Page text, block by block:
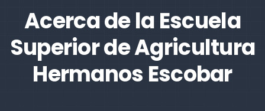
Acerca de la Escuela
Superior de Agricultura
Hermanos Escobar